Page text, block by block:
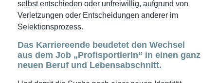
selbst entschieden oder unfreiwillig, aufgrund von
Verletzungen oder Entscheidungen anderer im
Selektionsprozess.
Das Karriereende beudetet den Wechsel
aus dem Job „ProfisportlerIn“ in einen ganz
neuen Beruf und Lebensabschnitt.